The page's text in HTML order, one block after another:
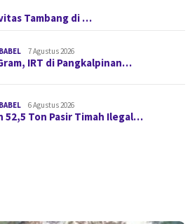
Tambang di …
7 Agustus 2026
IRT di Pangkalpinan…
6 Agustus 2026
52,5 Ton Pasir Timah Ilegal…